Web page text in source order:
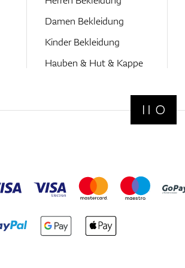
Damen Bekleidung
Kinder Bekleidung
Hauben & Hut & Kappe